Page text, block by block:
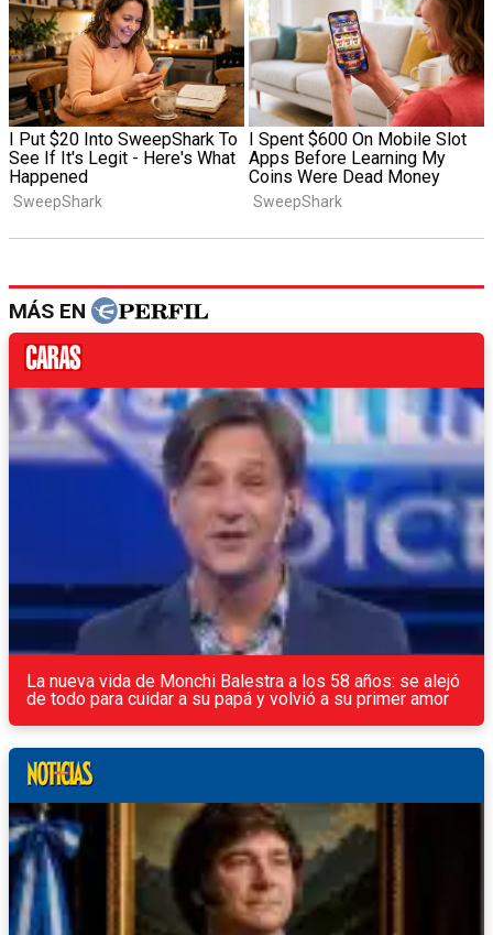
MÁS EN
La nueva vida de Monchi Balestra a los 58 años: se alejó
de todo para cuidar a su papá y volvió a su primer amor